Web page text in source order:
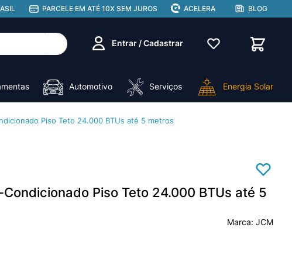
PARCELE EM ATÉ 10X SEM JUROS ACELERA BLOG
Entrar / Cadastrar
Automotivo Serviços Energia Solar
Piso Teto 24.000 BTUs até 5 metros
Piso Teto 24.000 BTUs até 5
JCM